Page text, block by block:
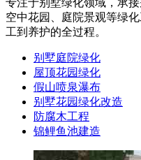
专注于别墅绿化领域，承
空中花园、庭院景观等绿
工到养护的全过程。
别墅庭院绿化
屋顶花园绿化
假山喷泉瀑布
别墅花园绿化改造
防腐木工程
锦鲤鱼池建造